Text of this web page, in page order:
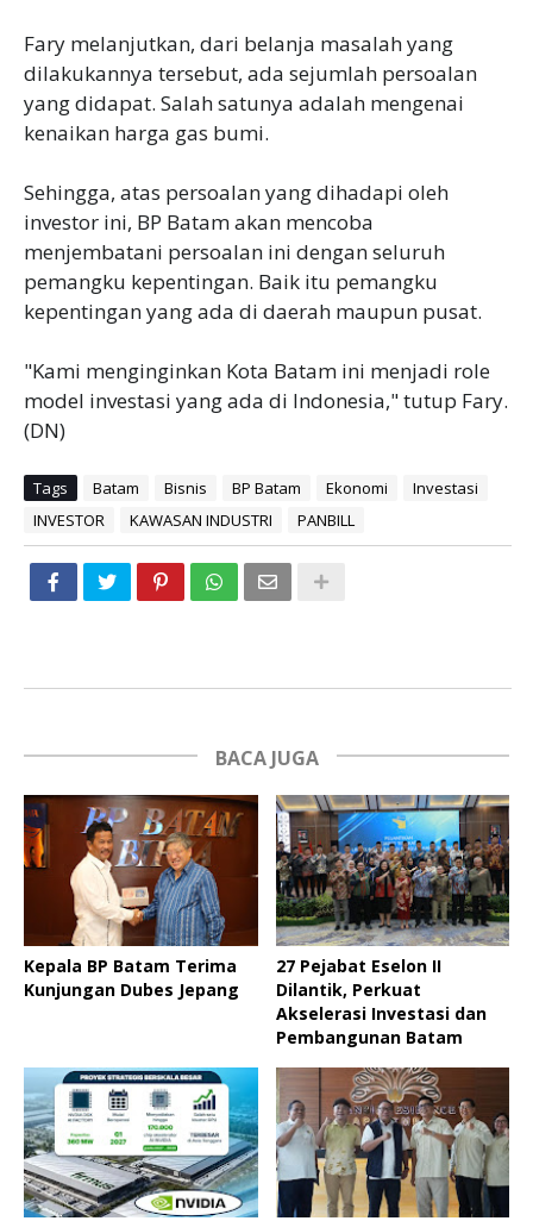
Fary melanjutkan, dari belanja masalah yang
dilakukannya tersebut, ada sejumlah persoalan
yang didapat. Salah satunya adalah mengenai
kenaikan harga gas bumi.
Sehingga, atas persoalan yang dihadapi oleh
investor ini, BP Batam akan mencoba
menjembatani persoalan ini dengan seluruh
pemangku kepentingan. Baik itu pemangku
kepentingan yang ada di daerah maupun pusat.
"Kami menginginkan Kota Batam ini menjadi role
model investasi yang ada di Indonesia," tutup Fary.
(DN)
Tags Batam Bisnis BP Batam Ekonomi
Investasi
INVESTOR
KAWASAN INDUSTRI PANBILL
BACA JUGA
Kepala BP Batam Terima
Kunjungan Dubes Jepang
27 Pejabat Eselon II
Dilantik, Perkuat
Akselerasi Investasi dan
Pembangunan Batam